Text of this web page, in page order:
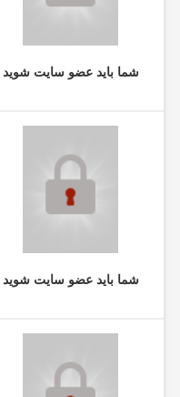
شما باید عضو سایت شوید
شما باید عضو سایت شوید